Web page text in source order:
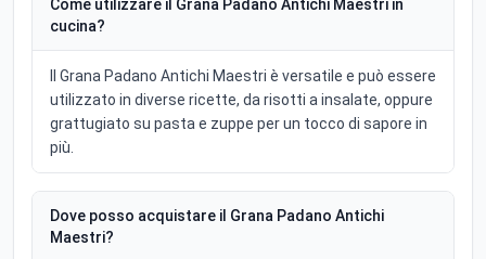
Come utilizzare il Grana Padano Antichi Maestri in
cucina?
Il Grana Padano Antichi Maestri è versatile e può essere
utilizzato in diverse ricette, da risotti a insalate, oppure
grattugiato su pasta e zuppe per un tocco di sapore in
più.
Dove posso acquistare il Grana Padano Antichi
Maestri?